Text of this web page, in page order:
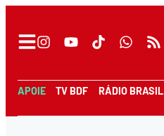
APOIE TV BDF RÁDIO BRASIL